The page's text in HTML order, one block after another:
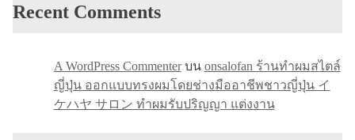
Recent Comments
A WordPress Commenterบน onsalofan ร้านทำผมสไตล์
ญี่ปุ่น ออกแบบทรงผมโดยช่างมืออาชีพชาวญี่ปุ่น イ
ケハヤ サロン ทำผมรับปริญญา แต่งงาน